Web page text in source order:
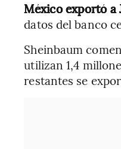
México exportó a
datos del banco
Sheinbaum
utilizan 1,4
restantes se